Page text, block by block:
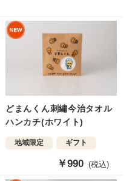
格
どまんくん刺繡今治タオル
ハンカチ(ホワイト)
地域限定 ギフト
販
売
￥990 (税込)